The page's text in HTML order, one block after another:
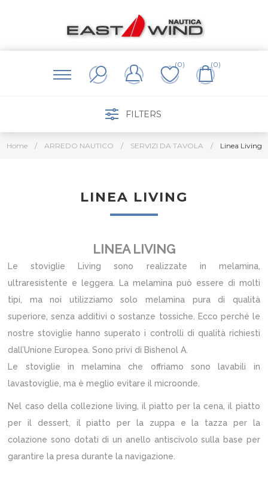
(0) (0)
FILTERS
Home / ARREDO NAUTICO / SERVIZI DA TAVOLA / Linea Living
LINEA LIVING
LINEA LIVING
Le stoviglie Living sono realizzate in melamina,
ultraresistente e leggera. La melamina può essere di molti
tipi, ma noi utilizziamo solo melamina pura di qualità
superiore, senza additivi o sostanze tossiche. Ecco perché le
nostre stoviglie hanno superato i controlli di qualità richiesti
dall’Unione Europea. Sono privi di Bishenol A.
Le stoviglie in melamina che offriamo sono lavabili in
lavastoviglie, ma è meglio evitare il microonde.
Nel caso della collezione living, il piatto per la cena, il piatto
per il dessert, il piatto per la zuppa e la tazza per la
colazione sono dotati di un anello antiscivolo sulla base per
garantire la presa durante la navigazione.